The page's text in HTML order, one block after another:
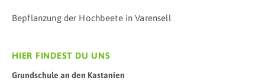
Bepflanzung der Hochbeete in Varensell
HIER FINDEST DU UNS
Grundschule an den Kastanien